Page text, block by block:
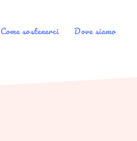
Come sostenerci Dove siamo